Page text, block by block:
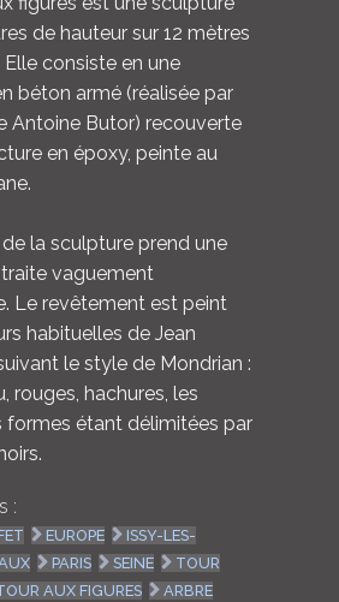
de hauteur sur 12 mètres
Elle consiste en une
béton armé (réalisée par
Antoine Butor) recouverte
en époxy, peinte au
de la sculpture prend une
vaguement
Le revêtement est peint
habituelles de Jean
le style de Mondrian :
rouges, hachures, les
formes étant délimitées par
:
EUROPE
ISSY-LES-
PARIS SEINE
TOUR
AUX FIGURES
ARBRE